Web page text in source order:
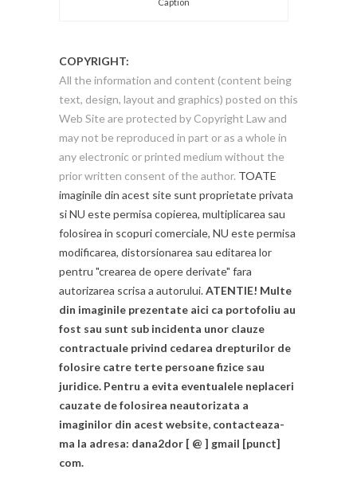
COPYRIGHT:
All the information and content (content being
text, design, layout and graphics) posted on this
Web Site are protected by Copyright Law and
may not be reproduced in part or as a whole in
any electronic or printed medium without the
prior written consent of the author. TOATE
imaginile din acest site sunt proprietate privata
si NU este permisa copierea, multiplicarea sau
folosirea in scopuri comerciale, NU este permisa
modificarea, distorsionarea sau editarea lor
pentru "crearea de opere derivate" fara
autorizarea scrisa a autorului.ATENTIE! Multe
din imaginile prezentate aici ca portofoliu au
fost sau sunt sub incidenta unor clauze
contractuale privind cedarea drepturilor de
folosire catre terte persoane fizice sau
juridice. Pentru a evita eventualele neplaceri
cauzate de folosirea neautorizata a
imaginilor din acest website, contacteaza-
ma la adresa: dana2dor [ @ ] gmail [punct]
com.